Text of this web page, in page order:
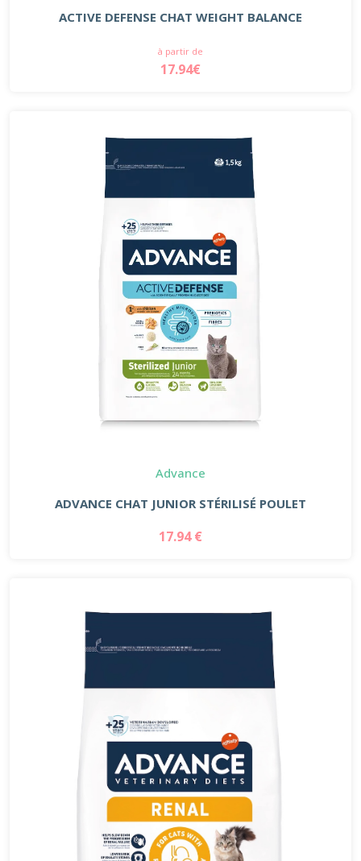
ACTIVE DEFENSE CHAT WEIGHT BALANCE
à partir de
17.94€
Advance
ADVANCE CHAT JUNIOR STÉRILISÉ POULET
17.94 €